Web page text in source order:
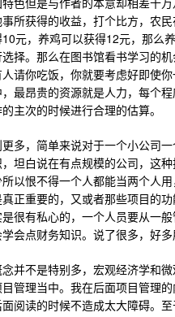
色但是与作者的本意却相差十
所获得的收益，打个比方，农
10元，养鸡可以获得12元，那么
择。那么在图书馆看书学习的
请你吃饭，你就要考虑好即使
最昂贵的资源就是人力，每个
主次的时候进行合理的估算。
多，简单来说对于一个小公司
坦白说在有点规模的公司，这
以恨不得一个人都能当两个人
正重要的，又或者那些项目的
很有私心的，一个人员要从一
会点财务知识。说了很多，好
并不是特别多，宏观经济学和
管理当中。我在后面项目管理
阅读的时候不造成太大障碍。